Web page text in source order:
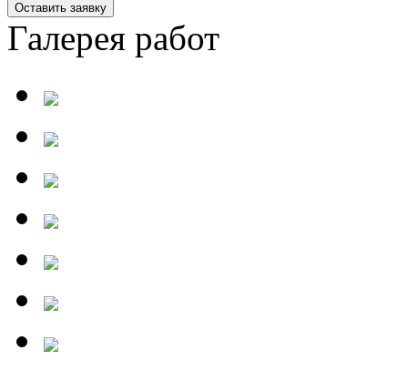
Оставить заявку
Галерея работ